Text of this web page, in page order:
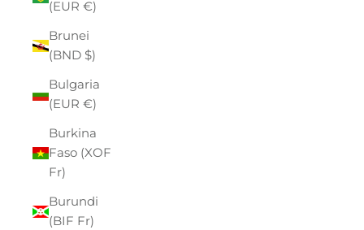
(EUR €)
Brunei
(BND $)
Bulgaria
(EUR €)
Burkina
Faso (XOF
Fr)
Burundi
(BIF Fr)